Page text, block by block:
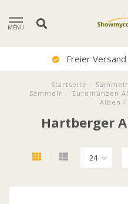
MENU
Freier
Startseite Sammeln
Sammeln
Euromünzen
Alben /
Hartberger